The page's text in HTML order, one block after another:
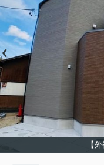
【